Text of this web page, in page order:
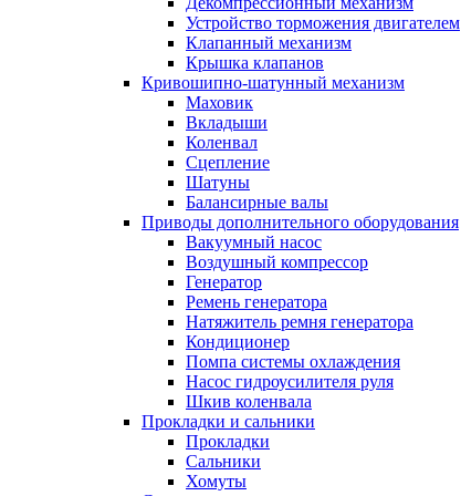
Устройство торможения двигателем
Клапанный механизм
Крышка клапанов
Кривошипно-шатунный механизм
Маховик
Вкладыши
Коленвал
Сцепление
Шатуны
Балансирные валы
Приводы дополнительного оборудования
Вакуумный насос
Воздушный компрессор
Генератор
Ремень генератора
Натяжитель ремня генератора
Кондиционер
Помпа системы охлаждения
Насос гидроусилителя руля
Шкив коленвала
Прокладки и сальники
Прокладки
Сальники
Хомуты